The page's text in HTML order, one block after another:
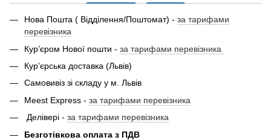
Нова Пошта ( Відділення/Поштомат) - за тарифами
перевізника
Кур’єром Нової пошти - за тарифами перевізника
Кур'єрська доставка (Львів)
Самовивіз зі складу у м. Львів
Meest Express - за тарифами перевізника
Делівері - за тарифами перевізника
Безготівкова оплата з ПДВ